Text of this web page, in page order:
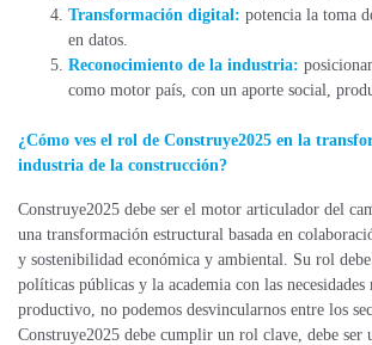
Transformación digital: potencia la toma
en datos.
Reconocimiento de la industria:
como motor país, con un aporte social,
¿Cómo ves el rol de Construye2025 en la
industria de la construcción?
Construye2025 debe ser el motor articulador del
una transformación estructural basada en
y sostenibilidad económica y ambiental. Su rol
políticas públicas y la academia con las necesidades
productivo, no podemos desvincularnos entre los
Construye2025 debe cumplir un rol clave, debe ser